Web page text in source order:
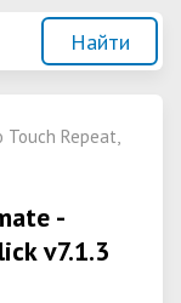
Touch Repeat,
-
v7.1.3